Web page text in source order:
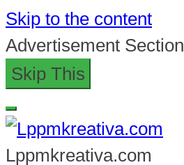
Skip to the content
Advertisement Section
Skip This
Lppmkreativa.com